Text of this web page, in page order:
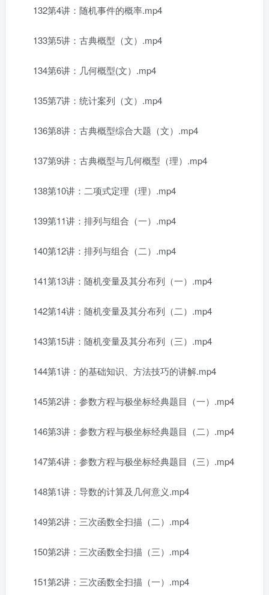
132第4讲：随机事件的概率.mp4
133第5讲：古典概型（文）.mp4
134第6讲：几何概型(文）.mp4
135第7讲：统计案列（文）.mp4
136第8讲：古典概型综合大题（文）.mp4
137第9讲：古典概型与几何概型（理）.mp4
138第10讲：二项式定理（理）.mp4
139第11讲：排列与组合（一）.mp4
140第12讲：排列与组合（二）.mp4
141第13讲：随机变量及其分布列（一）.mp4
142第14讲：随机变量及其分布列（二）.mp4
143第15讲：随机变量及其分布列（三）.mp4
144第1讲：的基础知识、方法技巧的讲解.mp4
145第2讲：参数方程与极坐标经典题目（一）.mp4
146第3讲：参数方程与极坐标经典题目（二）.mp4
147第4讲：参数方程与极坐标经典题目（三）.mp4
148第1讲：导数的计算及几何意义.mp4
149第2讲：三次函数全扫描（二）.mp4
150第2讲：三次函数全扫描（三）.mp4
151第2讲：三次函数全扫描（一）.mp4